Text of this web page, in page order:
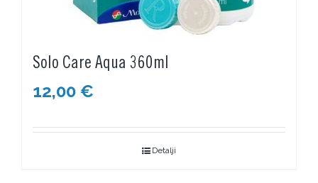
Solo Care Aqua 360ml
12,00 €
Detalji